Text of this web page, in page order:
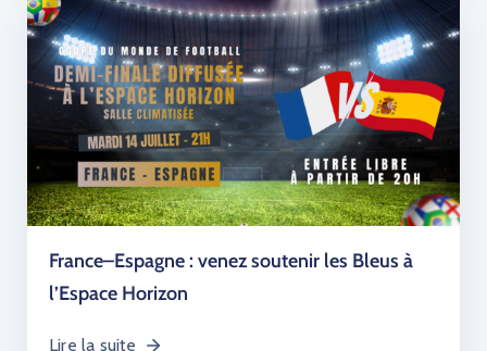
France–Espagne : venez soutenir les Bleus à
l’Espace Horizon
Lire la suite